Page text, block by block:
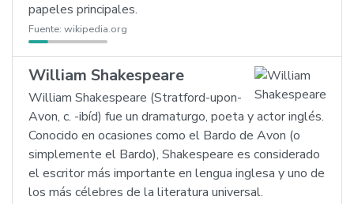
papeles principales.
Fuente: wikipedia.org
William Shakespeare
William Shakespeare (Stratford-upon-
Avon, c. -ibíd) fue un dramaturgo, poeta y actor inglés.
Conocido en ocasiones como el Bardo de Avon (o
simplemente el Bardo), Shakespeare es considerado
el escritor más importante en lengua inglesa y uno de
los más célebres de la literatura universal.